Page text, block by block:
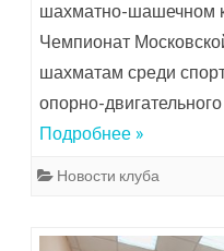
шахматно-шашечном
Чемпионат
шахматам среди
опорно-
Подробнее »
Новости клуба